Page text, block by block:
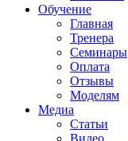
Обучение
Главная
Тренера
Семинары
Оплата
Отзывы
Моделям
Медиа
Статьи
Видео